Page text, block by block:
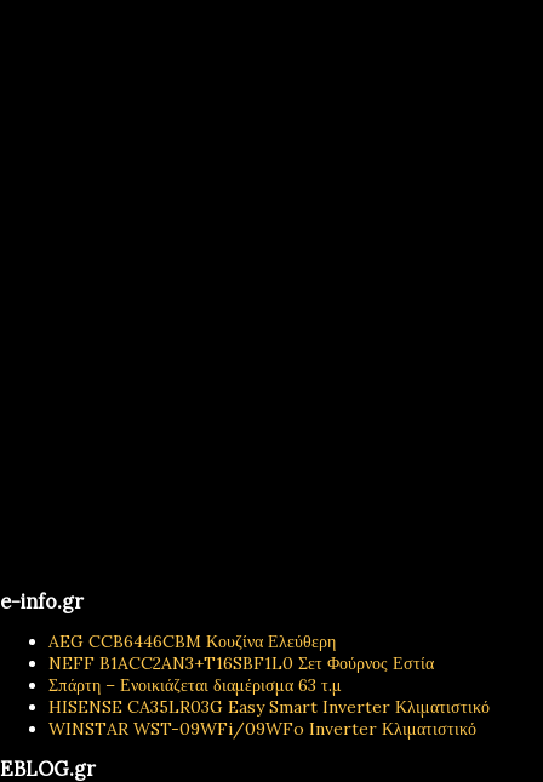
e-info.gr
AEG CCB6446CBM Κουζίνα Ελεύθερη
NEFF B1ACC2AN3+T16SBF1L0 Σετ Φούρνος Εστία
Σπάρτη – Ενοικιάζεται διαμέρισμα 63 τ.μ
HISENSE CA35LR03G Easy Smart Inverter Κλιματιστικό
WINSTAR WST-09WFi/09WFo Inverter Κλιματιστικό
EBLOG.gr